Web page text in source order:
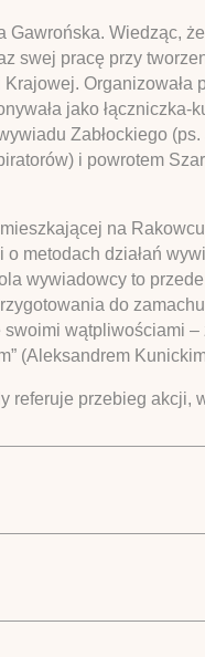
Wiedząc,
swej pracę przy
Organizowała
jako łączniczka-
Zabłockiego
i powrotem
na
metodach działań
wywiadowcy to
do
wątpliwościami
(Aleksandrem
przebieg akcji,